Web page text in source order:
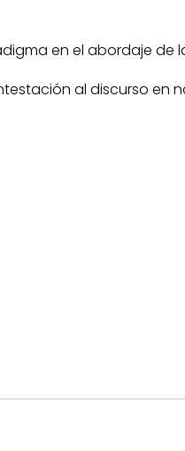
en el abordaje
al discurso en